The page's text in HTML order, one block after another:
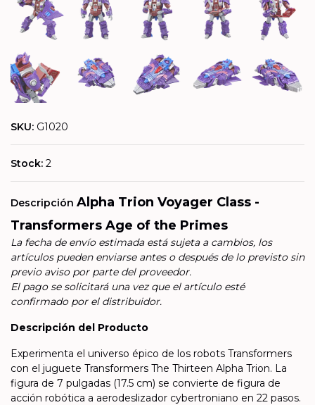
SKU: G1020
Stock: 2
Descripción Alpha Trion Voyager Class -
Transformers Age of the Primes
La fecha de envío estimada está sujeta a cambios, los
artículos pueden enviarse antes o después de lo previsto sin
previo aviso por parte del proveedor.
El pago se solicitará una vez que el artículo esté
confirmado por el distribuidor.
Descripción del Producto
Experimenta el universo épico de los robots Transformers
con el juguete Transformers The Thirteen Alpha Trion. La
figura de 7 pulgadas (17.5 cm) se convierte de figura de
acción robótica a aerodeslizador cybertroniano en 22 pasos.